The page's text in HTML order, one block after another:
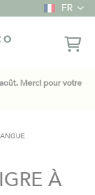
LangueFR
Merci pour votre
À